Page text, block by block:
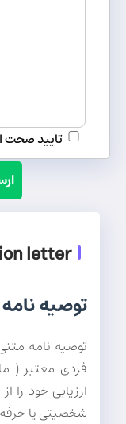
تایید صحت
letter
توصیه
توصیه نامه
فردی معتبر (
ارزیابی خود را
شخصیتی یا